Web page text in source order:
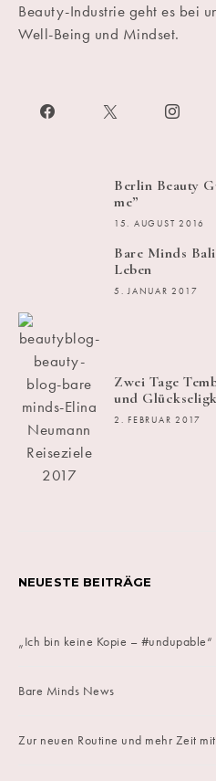
Beauty-Industrie geht es bei
Well-Being und Mindset.
Berlin Beauty
me”
15. AUGUST 2016
Bare Minds
Leben
5. JANUAR 2017
Zwei Tage
und
2. FEBRUAR 2017
NEUESTE BEITRÄGE
„Ich bin keine Kopie – #undupable“
Bare Minds News
Zur neuen Routine und mehr Zeit